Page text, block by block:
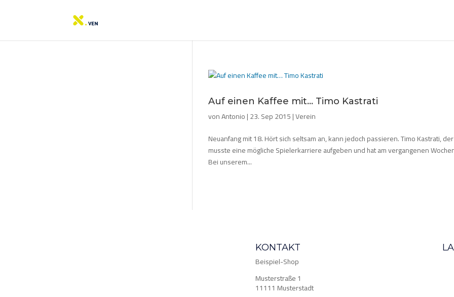
Auf einen Kaffee mit… Timo Kastrati
vonAntonio|23. Sep 2015|Verein
Neuanfang mit 18. Hört sich seltsam an, kann jedoch passieren. Timo Kastrati,
musste eine mögliche Spielerkarriere aufgeben und hat am vergangenen
Bei unserem...
KONTAKT
Beispiel-Shop
Musterstraße 1
11111 Musterstadt